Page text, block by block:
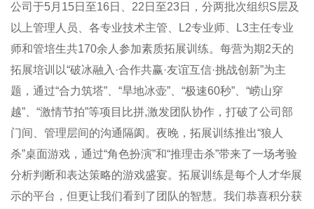
公司于5月15日至16日、22日至23日，分两批次组织S层及
以上管理人员、各专业技术主管、L2专业师、L3主任专业
师和管培生共170余人参加素质拓展训练。每营为期2天的
拓展培训以“破冰融入·合作共赢·友谊互信·挑战创新”为主
题，通过“合力筑塔”、“旱地冰壶”、“极速60秒”、“崂山穿
越”、“激情节拍”等项目比拼,激发团队协作，打破了公司部
门间、管理层间的沟通隔阂。夜晚，拓展训练推出“狼人
杀”桌面游戏，通过“角色扮演”和“推理击杀”带来了一场考验
分析判断和表达策略的游戏盛宴。拓展训练是每个人才华展
示的平台，但更让我们看到了团队的智慧。我们恭喜积分获